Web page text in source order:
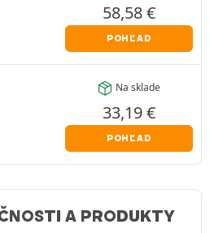
58,58€
POHĽAD
Na sklade
33,19€
POHĽAD
A PRODUKTY